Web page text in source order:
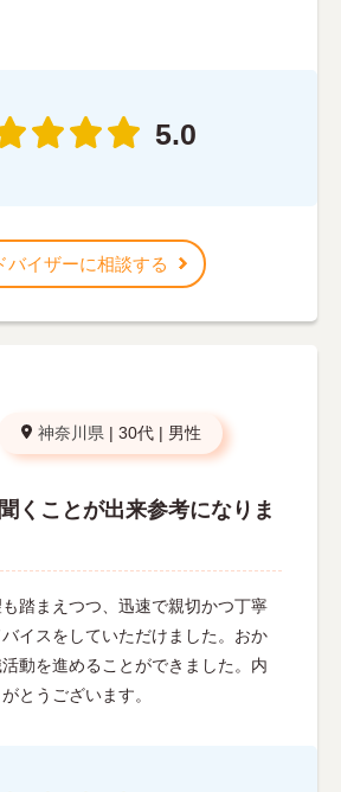
5.0
バイザーに相談する
神奈川県 | 30代 | 男性
くことが出来参考になりま
踏まえつつ、迅速で親切かつ丁寧
イスをしていただけました。おか
動を進めることができました。内
とうございます。